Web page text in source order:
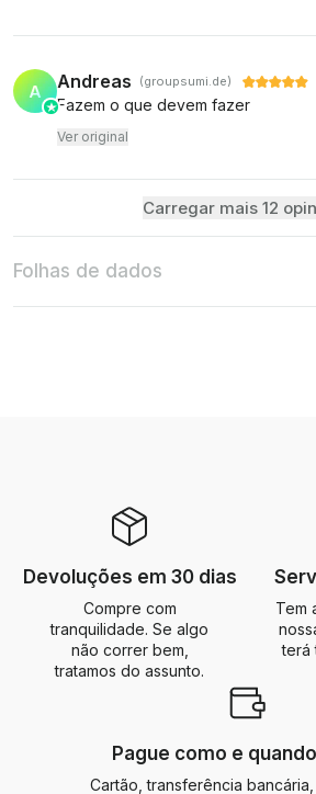
A Andreas (groupsumi.de)
Fazem o que devem fazer
Ver original
Carregar mais 12
Folhas de dados
Devoluções em 30 dias
Compre com
tranquilidade. Se algo
não correr bem,
tratamos do assunto.
Tem
terá
Pague como e
Cartão, transferência bancária,